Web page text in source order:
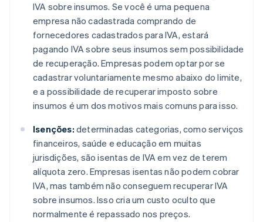
IVA sobre insumos. Se você é uma pequena
empresa não cadastrada comprando de
fornecedores cadastrados para IVA, estará
pagando IVA sobre seus insumos sem possibilidade
de recuperação. Empresas podem optar por se
cadastrar voluntariamente mesmo abaixo do limite,
e a possibilidade de recuperar imposto sobre
insumos é um dos motivos mais comuns para isso.
Isenções: determinadas categorias, como serviços
financeiros, saúde e educação em muitas
jurisdições, são isentas de IVA em vez de terem
alíquota zero. Empresas isentas não podem cobrar
IVA, mas também não conseguem recuperar IVA
sobre insumos. Isso cria um custo oculto que
normalmente é repassado nos preços.